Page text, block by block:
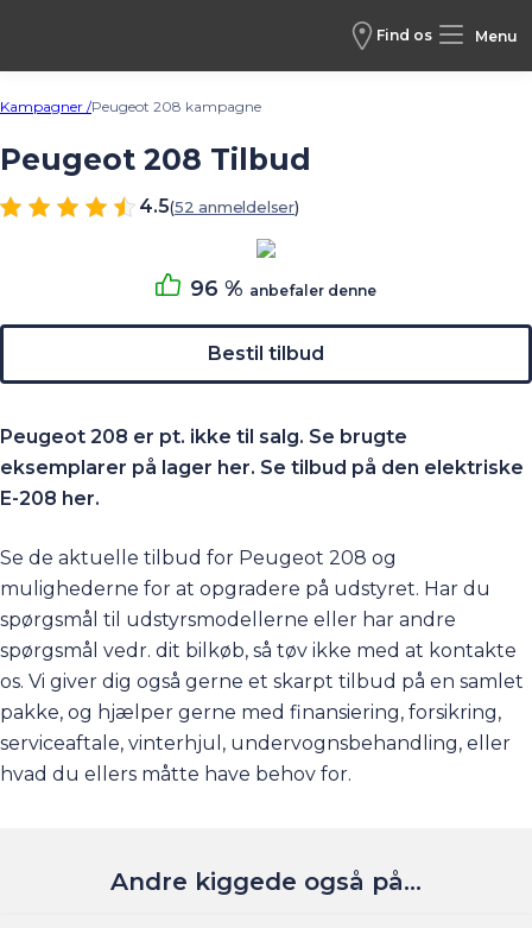
Find os Menu
Kampagner /Peugeot 208 kampagne
Peugeot 208 Tilbud
4.5 52 anmeldelser
Peugeot 208 er pt. ikke til salg. Se brugte
eksemplarer på lager her. Se tilbud på den elektriske
E-208 her.
Se de aktuelle tilbud for Peugeot 208 og
mulighederne for at opgradere på udstyret. Har du
spørgsmål til udstyrsmodellerne eller har andre
spørgsmål vedr. dit bilkøb, så tøv ikke med at kontakte
os. Vi giver dig også gerne et skarpt tilbud på en samlet
pakke, og hjælper gerne med finansiering, forsikring,
serviceaftale, vinterhjul , undervognsbehandling, eller
hvad du ellers måtte have behov for.
96 % anbefaler denne
Bestil tilbud
Andre kiggede også på...